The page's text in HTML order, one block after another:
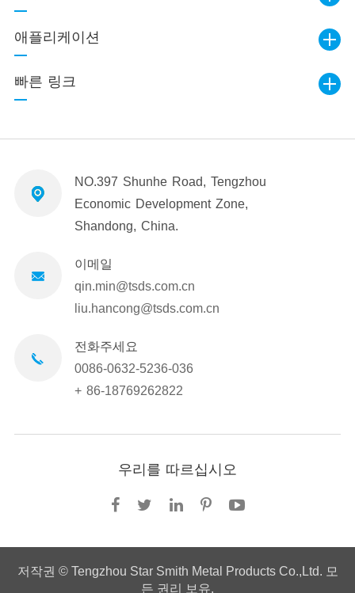
애플리케이션
빠른 링크
NO.397 Shunhe Road, Tengzhou
Economic Development Zone,
Shandong, China.
이메일
qin.min@tsds.com.cn
liu.hancong@tsds.com.cn
전화주세요
0086-0632-5236-036
+ 86-18769262822
우리를 따르십시오
저작권 © Tengzhou Star Smith Metal Products Co.,Ltd. 모
든 권리 보유.